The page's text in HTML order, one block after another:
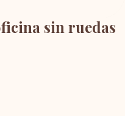
sin ruedas